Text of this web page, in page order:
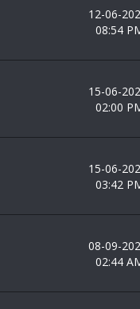
12-06-
08:54
15-06-
02:00
15-06-
03:42
08-09-
02:44